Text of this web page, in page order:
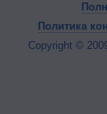
Политика
Copyright ©